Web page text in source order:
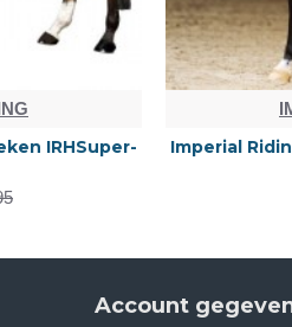
IRHSuper-
Imperial
Account